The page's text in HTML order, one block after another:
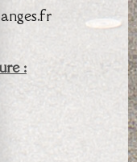
: